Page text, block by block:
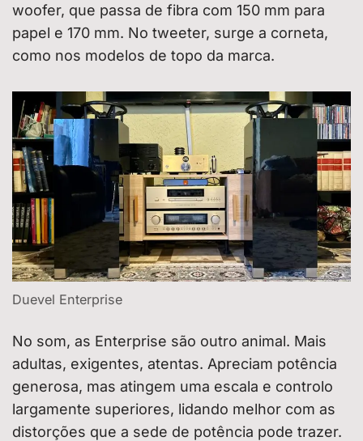
woofer, que passa de fibra com 150 mm para
papel e 170 mm. No tweeter, surge a corneta,
como nos modelos de topo da marca.
Duevel Enterprise
No som, as Enterprise são outro animal. Mais
adultas, exigentes, atentas. Apreciam potência
generosa, mas atingem uma escala e controlo
largamente superiores, lidando melhor com as
distorções que a sede de potência pode trazer.